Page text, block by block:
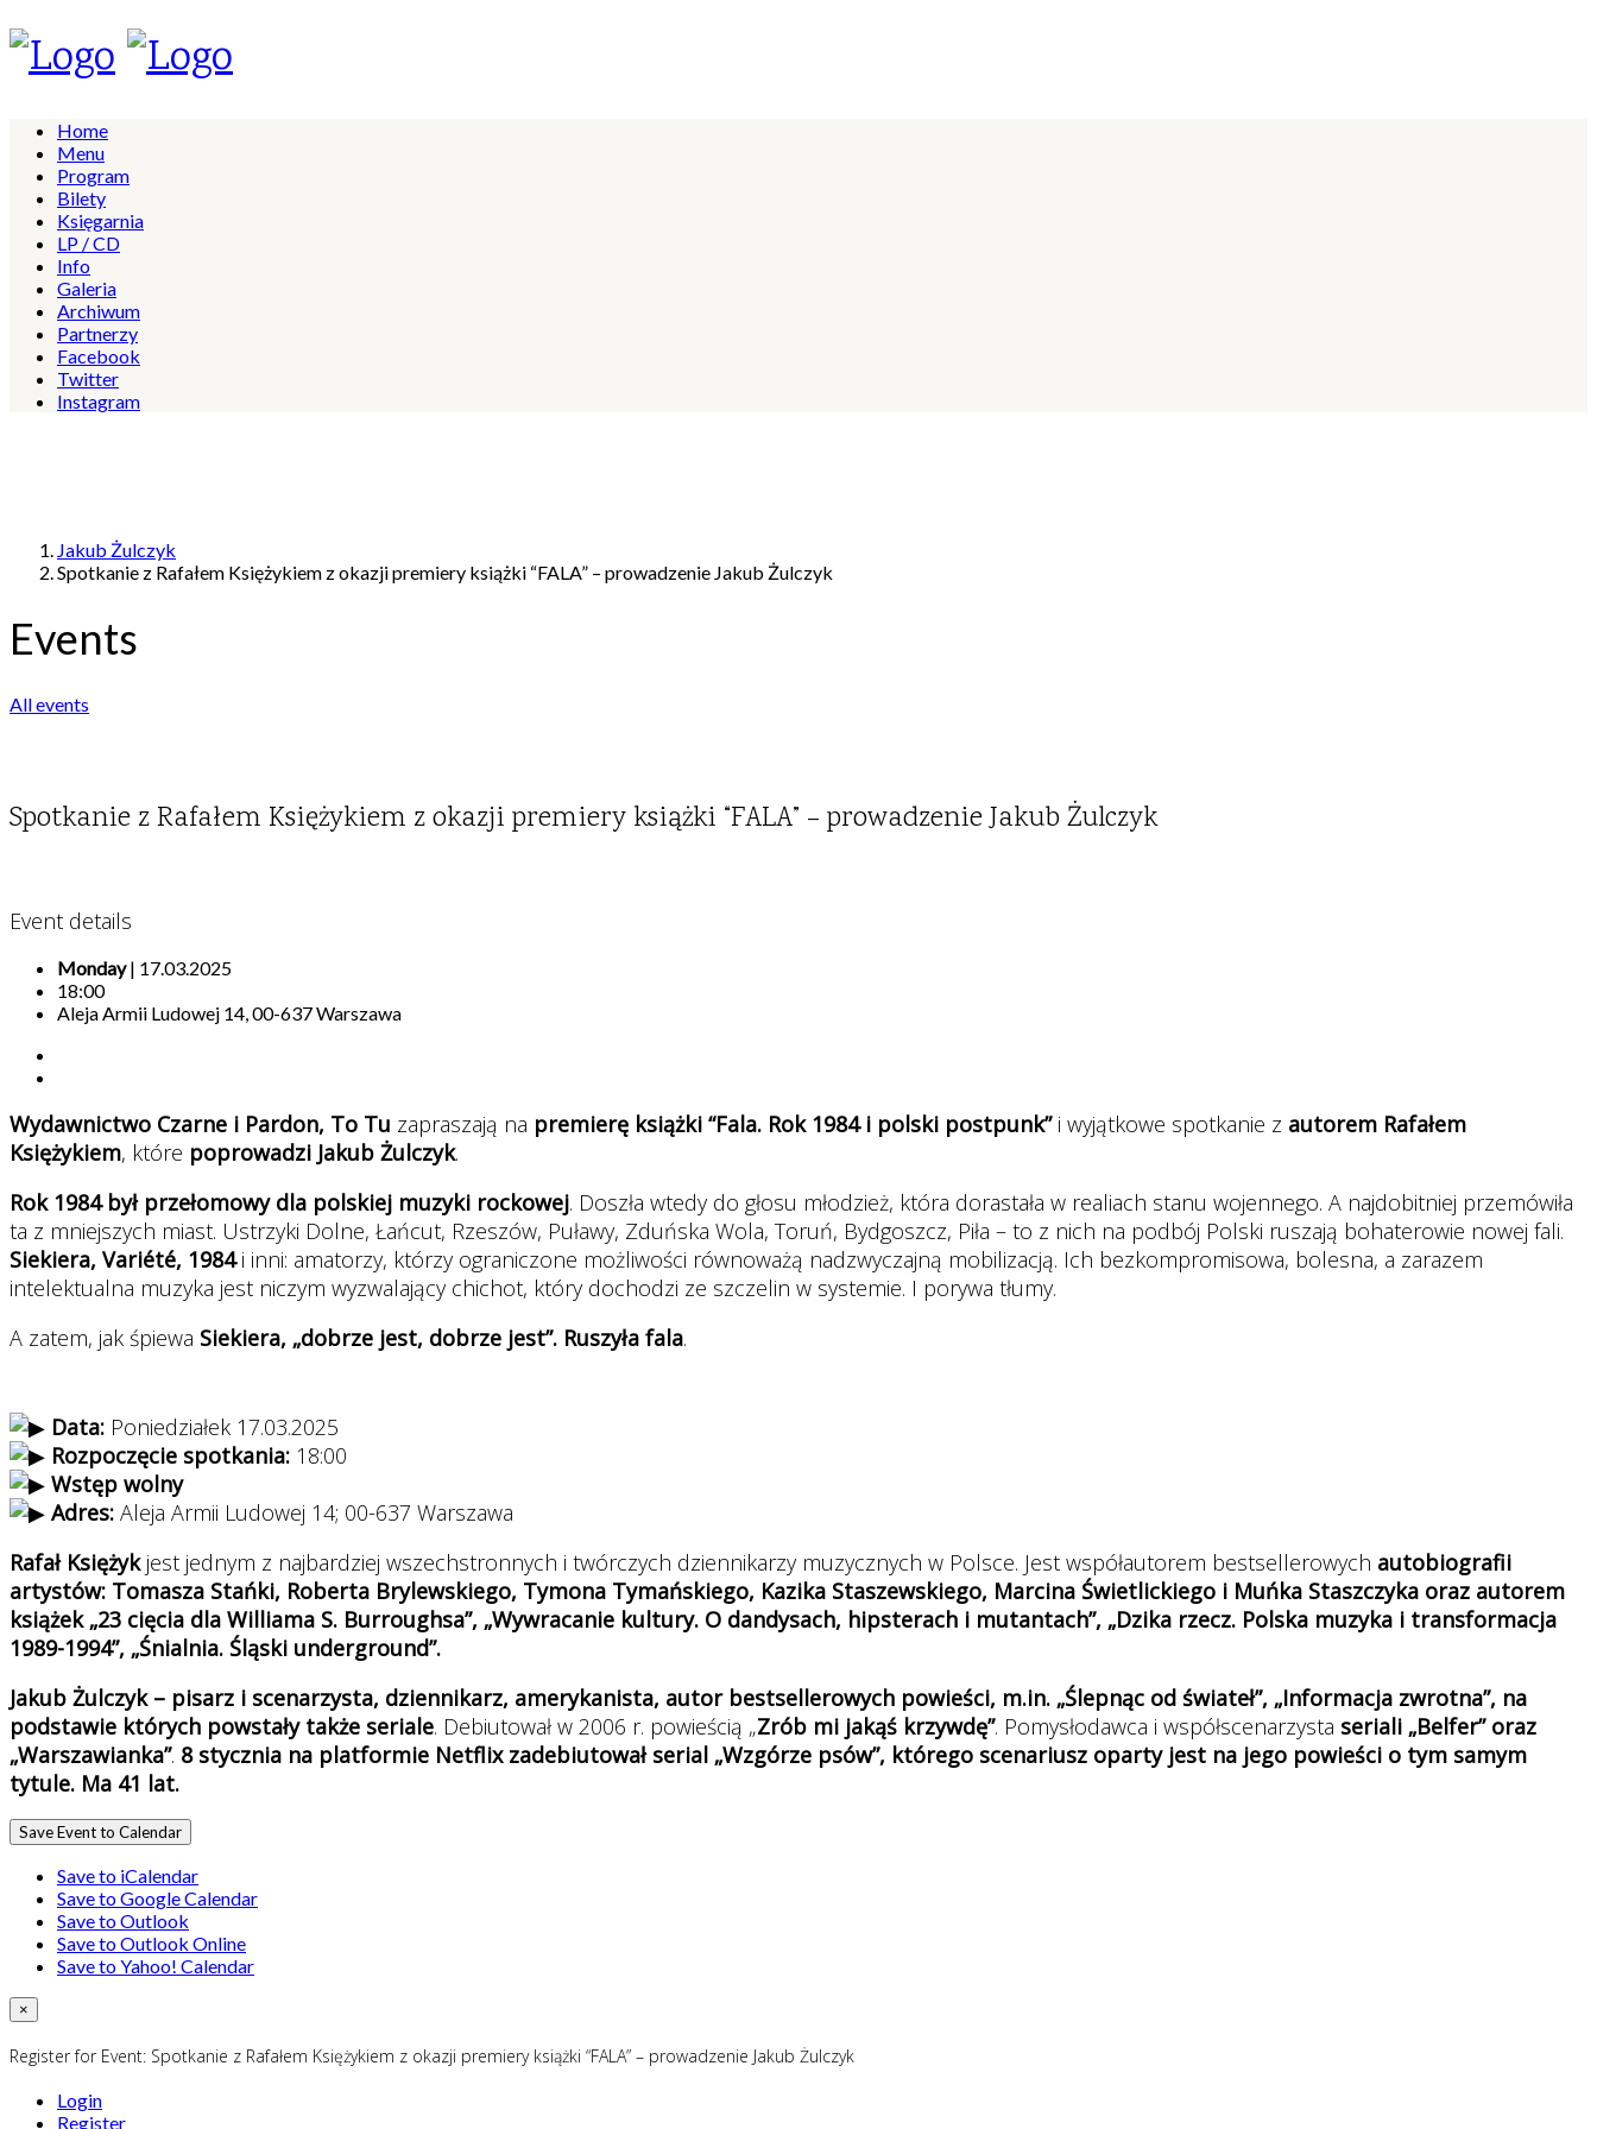
Home
Menu
Program
Bilety
Księgarnia
LP / CD
Info
Galeria
Archiwum
Partnerzy
Facebook
Twitter
Instagram
Jakub Żulczyk
Spotkanie z Rafałem Księżykiem z okazji premiery książki “FALA” – prowadzenie Jakub Żulczyk
Events
All events
Spotkanie z Rafałem Księżykiem z okazji premiery książki “FALA” – prowadzenie Jakub Żulczyk
Event details
Monday| 17.03.2025
18:00
Aleja Armii Ludowej 14, 00-637 Warszawa
Wydawnictwo Czarne i Pardon, To Tu zapraszają na premierę książki “Fala. Rok 1984 i polski postpunk”i wyjątkowe spotkanie z autorem Rafałem
Księżykiem, które poprowadzi Jakub Żulczyk.
Rok 1984 był przełomowy dla polskiej muzyki rockowej. Doszła wtedy do głosu młodzież, która dorastała w realiach stanu wojennego. A najdobitniej przemówiła
ta z mniejszych miast. Ustrzyki Dolne, Łańcut, Rzeszów, Puławy, Zduńska Wola, Toruń, Bydgoszcz, Piła – to z nich na podbój Polski ruszają bohaterowie nowej fali.
Siekiera, Variété, 1984i inni: amatorzy, którzy ograniczone możliwości równoważą nadzwyczajną mobilizacją. Ich bezkompromisowa, bolesna, a zarazem
intelektualna muzyka jest niczym wyzwalający chichot, który dochodzi ze szczelin w systemie. I porywa tłumy.
A zatem, jak śpiewa Siekiera, „dobrze jest, dobrze jest”. Ruszyła fala.
Data: Poniedziałek 17.03.2025
Rozpoczęcie spotkania: 18:00
Wstęp wolny
Adres: Aleja Armii Ludowej 14; 00-637 Warszawa
Rafał Księżykjest jednym z najbardziej wszechstronnych i twórczych dziennikarzy muzycznych w Polsce. Jest współautorem bestsellerowych autobiografii
artystów: Tomasza Stańki, Roberta Brylewskiego, Tymona Tymańskiego, Kazika Staszewskiego, Marcina Świetlickiego i Muńka Staszczyka oraz autorem
książek „23 cięcia dla Williama S. Burroughsa”, „Wywracanie kultury. O dandysach, hipsterach i mutantach”, „Dzika rzecz. Polska muzyka i transformacja
1989-1994”, „Śnialnia. Śląski underground”.
Jakub Żulczyk – pisarz i scenarzysta, dziennikarz, amerykanista, autor bestsellerowych powieści, m.in. „Ślepnąc od świateł”, „Informacja zwrotna”, na
podstawie których powstały także seriale. Debiutował w 2006 r. powieścią „Zrób mi jakąś krzywdę”. Pomysłodawca i współscenarzysta seriali „Belfer” oraz
„Warszawianka”. 8 stycznia na platformie Netflix zadebiutował serial „Wzgórze psów”, którego scenariusz oparty jest na jego powieści o tym samym
tytule. Ma 41 lat.
Save Event to Calendar
Save to iCalendar
Save to Google Calendar
Save to Outlook
Save to Outlook Online
Save to Yahoo! Calendar
×
Register for Event: Spotkanie z Rafałem Księżykiem z okazji premiery książki “FALA” – prowadzenie Jakub Żulczyk
Login
Register